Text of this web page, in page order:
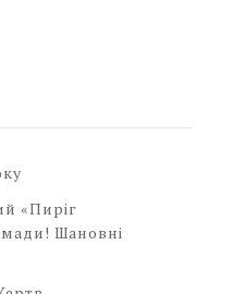
«Пиріг
Шановні